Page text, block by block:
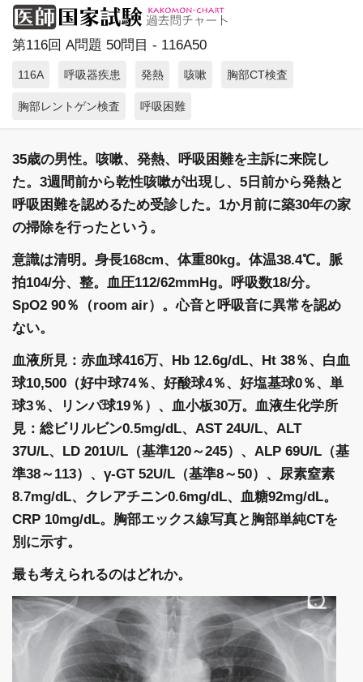
第116回 A問題 50問目 - 116A50
116A 呼吸器疾患 発熱 咳嗽 胸部CT検査
胸部レントゲン検査 呼吸困難
35歳の男性。咳嗽、発熱、呼吸困難を主訴に来院し
た。3週間前から乾性咳嗽が出現し、5日前から発熱と
呼吸困難を認めるため受診した。1か月前に築30年の家
の掃除を行ったという。
意識は清明。身長168cm、体重80kg。体温38.4℃。脈
拍104/分、整。血圧112/62mmHg。呼吸数18/分。
SpO2 90％（room air）。心音と呼吸音に異常を認め
ない。
血液所見：赤血球416万、Hb 12.6g/dL、Ht 38％、白血
球10,500（好中球74％、好酸球4％、好塩基球0％、単
球3％、リンパ球19％）、血小板30万。血液生化学所
見：総ビリルビン0.5mg/dL、AST 24U/L、ALT
37U/L、LD 201U/L（基準120～245）、ALP 69U/L（基
準38～113）、γ-GT 52U/L（基準8～50）、尿素窒素
8.7mg/dL、クレアチニン0.6mg/dL、血糖92mg/dL。
CRP 10mg/dL。胸部エックス線写真と胸部単純CTを
別に示す。
最も考えられるのはどれか。